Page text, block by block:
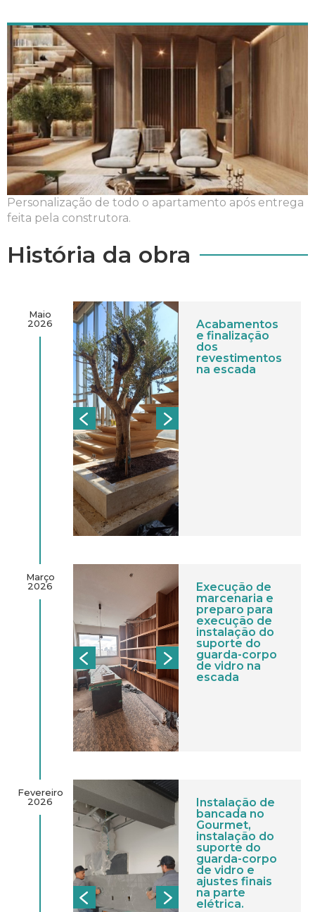
Personalização de todo o apartamento após entrega
feita pela construtora.
História da obra
Maio
2026
Acabamentos
e finalização
dos
revestimentos
na escada
Março
2026
Execução de
marcenaria e
preparo para
execução de
instalação do
suporte do
guarda-corpo
de vidro na
escada
Fevereiro
2026
Instalação de
bancada no
Gourmet,
instalação do
suporte do
guarda-corpo
de vidro e
ajustes finais
na parte
elétrica.